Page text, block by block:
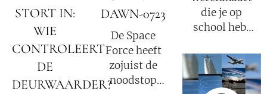
die je op
school hebt
slechts een
klein
fragment
kerk binnen
onze huidige
STORT IN:
WIE
CONTROLEERT
DE
DEURWAARDER?
kerk binnen
onze huidige
samenleving.
DAWN-0723
De Space
Force heeft
zojuist de
noodstop